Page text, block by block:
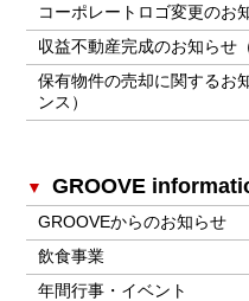
コーポレートロゴ変更のお
収益不動産完成のお知らせ
保有物件の売却に関するお
ンス）
GROOVE
GROOVEからのお知らせ
飲食事業
年間行事・イベント